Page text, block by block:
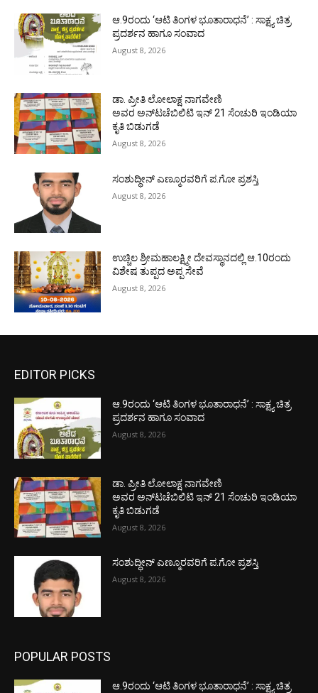
ಆ.9ರಂದು ‘ಆಟಿ ತಿಂಗಳ ಭೂತಾರಾಧನೆ’ : ಸಾಕ್ಷ್ಯ ಚಿತ್ರ
ಪ್ರದರ್ಶನ ಹಾಗೂ ಸಂವಾದ
August 8, 2026
ಡಾ. ಪ್ರೀತಿ ಲೋಲಾಕ್ಷ ನಾಗವೇಣಿ
ಅವರ ಅನ್‌ಟಚೆಬಿಲಿಟಿ ಇನ್ 21 ಸೆಂಚುರಿ ಇಂಡಿಯಾ
ಕೃತಿ ಬಿಡುಗಡೆ
August 8, 2026
ಸಂಶುದ್ಧೀನ್ ಎಣ್ಮೂರವರಿಗೆ ಪ.ಗೋ ಪ್ರಶಸ್ತಿ
August 8, 2026
ಉಚ್ಚಿಲ ಶ್ರೀಮಹಾಲಕ್ಷ್ಮೀ ದೇವಸ್ಥಾನದಲ್ಲಿ ಆ.10ರಂದು
ವಿಶೇಷ ತುಪ್ಪದ ಅಪ್ಪ ಸೇವೆ
August 8, 2026
EDITOR PICKS
ಆ.9ರಂದು ‘ಆಟಿ ತಿಂಗಳ ಭೂತಾರಾಧನೆ’ : ಸಾಕ್ಷ್ಯ ಚಿತ್ರ
ಪ್ರದರ್ಶನ ಹಾಗೂ ಸಂವಾದ
August 8, 2026
ಡಾ. ಪ್ರೀತಿ ಲೋಲಾಕ್ಷ ನಾಗವೇಣಿ
ಅವರ ಅನ್‌ಟಚೆಬಿಲಿಟಿ ಇನ್ 21 ಸೆಂಚುರಿ ಇಂಡಿಯಾ
ಕೃತಿ ಬಿಡುಗಡೆ
August 8, 2026
ಸಂಶುದ್ಧೀನ್ ಎಣ್ಮೂರವರಿಗೆ ಪ.ಗೋ ಪ್ರಶಸ್ತಿ
August 8, 2026
POPULAR POSTS
ಆ.9ರಂದು ‘ಆಟಿ ತಿಂಗಳ ಭೂತಾರಾಧನೆ’ : ಸಾಕ್ಷ್ಯ ಚಿತ್ರ